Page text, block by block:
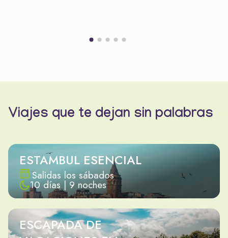
Viajes que te dejan sin palabras
ESTAMBUL ESENCIAL
Salidas los sábados
10 días | 9 noches
ESCAPADA DE